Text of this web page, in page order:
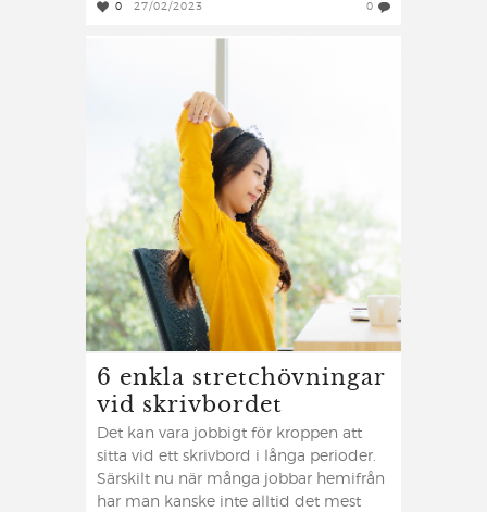
0 27/02/2023 0
6 enkla stretchövningar
vid skrivbordet
Det kan vara jobbigt för kroppen att
sitta vid ett skrivbord i långa perioder.
Särskilt nu när många jobbar hemifrån
har man kanske inte alltid det mest